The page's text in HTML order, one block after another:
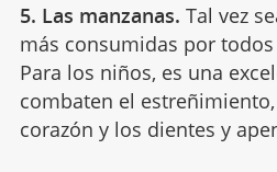
5. Las manzanas. Tal vez
más consumidas por
Para los niños, es una
combaten el
corazón y los dientes y